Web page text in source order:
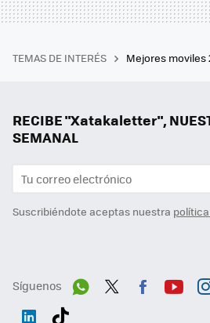
TEMAS DE INTERÉS Mejores moviles
RECIBE "Xatakaletter",
SEMANAL
Suscribiéndote aceptas nuestra
Síguenos